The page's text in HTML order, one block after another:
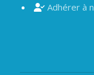
Adhérer à